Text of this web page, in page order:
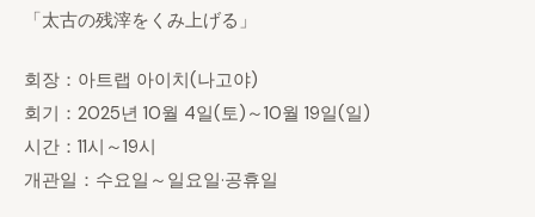
「太古の残滓をくみ上げる」
회장：아트랩 아이치(나고야)
회기：2025년 10월 4일(토)～10월 19일(일)
시간：11시～19시
개관일：수요일～일요일·공휴일